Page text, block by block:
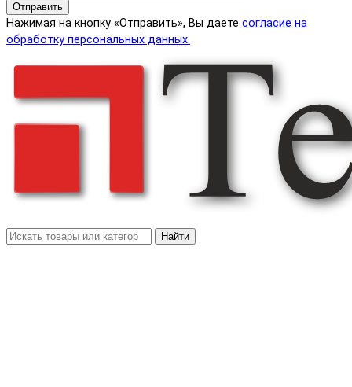
Отправить
Нажимая на кнопку «Отправить», Вы даете согласие на
обработку персональных данных.
Найти